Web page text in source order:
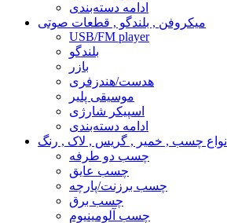
ادامه دسته‌بندی
میکروفن , بلندگو , قطعات صوتی
USB/FM player
بلندگو
بازر
هدست/هندزفری
موسیقی پلیر
اسپیکر شارژی
ادامه دسته‌بندی
انواع چسب , خمیر , گریس , لاک , رنگ
چسب دو طرفه
چسب عایق
چسب برزنت/پارچه
چسب برق
چسب آلومینیوم